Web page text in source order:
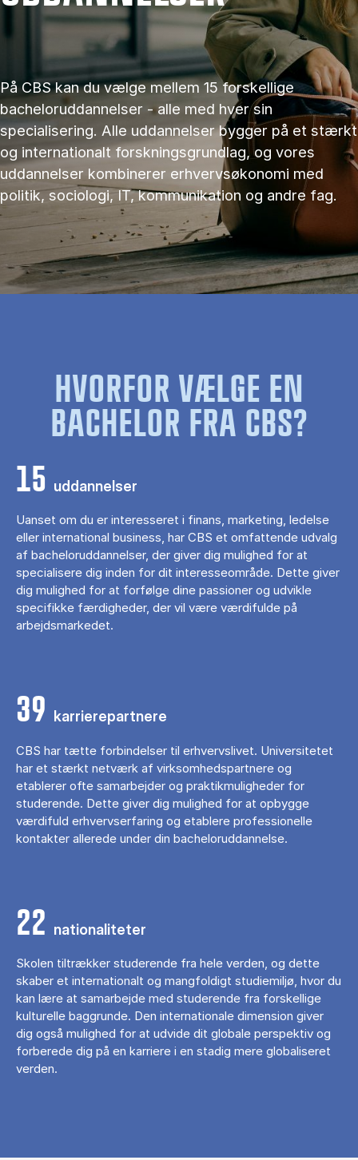
På CBS kan du vælge mellem 15 forskellige
bacheloruddannelser - alle med hver sin
specialisering. Alle uddannelser bygger på et stærkt
og internationalt forskningsgrundlag, og vores
uddannelser kombinerer erhvervsøkonomi med
politik, sociologi, IT, kommunikation og andre fag.
HVORFOR VÆLGE EN
BACHELOR FRA CBS?
15 uddannelser
Uanset om du er interesseret i finans, marketing, ledelse
eller international business, har CBS et omfattende udvalg
af bacheloruddannelser, der giver dig mulighed for at
specialisere dig inden for dit interesseområde. Dette giver
dig mulighed for at forfølge dine passioner og udvikle
specifikke færdigheder, der vil være værdifulde på
arbejdsmarkedet.
39 karrierepartnere
CBS har tætte forbindelser til erhvervslivet. Universitetet
har et stærkt netværk af virksomhedspartnere og
etablerer ofte samarbejder og praktikmuligheder for
studerende. Dette giver dig mulighed for at opbygge
værdifuld erhvervserfaring og etablere professionelle
kontakter allerede under din bacheloruddannelse.
22 nationaliteter
Skolen tiltrækker studerende fra hele verden, og dette
skaber et internationalt og mangfoldigt studiemiljø, hvor du
kan lære at samarbejde med studerende fra forskellige
kulturelle baggrunde. Den internationale dimension giver
dig også mulighed for at udvide dit globale perspektiv og
forberede dig på en karriere i en stadig mere globaliseret
verden.